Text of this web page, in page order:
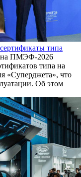
типа
на ПМЭФ-2026
типа на
«Суперджета», что
Об этом